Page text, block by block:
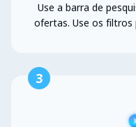
Use a barra de
ofertas. Use os
3